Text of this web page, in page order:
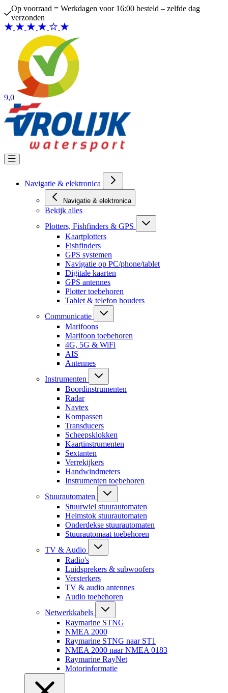
Ga naar de inhoud
Op voorraad = Werkdagen voor 16:00 besteld – zelfde dag
verzonden
9,0
Navigatie & elektronica
Navigatie & elektronica
Bekijk alles
Plotters, Fishfinders & GPS
Kaartplotters
Fishfinders
GPS systemen
Navigatie op PC/phone/tablet
Digitale kaarten
GPS antennes
Plotter toebehoren
Tablet & telefon houders
Communicatie
Marifoons
Marifoon toebehoren
4G, 5G & WiFi
AIS
Antennes
Instrumenten
Boordinstrumenten
Radar
Navtex
Kompassen
Transducers
Scheepsklokken
Kaartinstrumenten
Sextanten
Verrekijkers
Handwindmeters
Instrumenten toebehoren
Stuurautomaten
Stuurwiel stuurautomaten
Helmstok stuurautomaten
Onderdekse stuurautomaten
Stuurautomaat toebehoren
TV & Audio
Radio's
Luidsprekers & subwoofers
Versterkers
TV & audio antennes
Audio toebehoren
Netwerkkabels
Raymarine STNG
NMEA 2000
Raymarine STNG naar ST1
NMEA 2000 naar NMEA 0183
Raymarine RayNet
Motorinformatie